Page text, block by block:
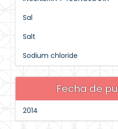
Sal
Salt
Sodium chloride
Fecha de
2014